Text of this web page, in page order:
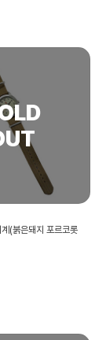
(붉은돼지 포르코롯